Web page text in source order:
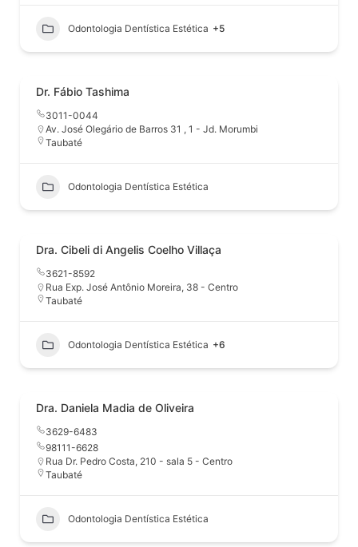
Odontologia Dentística Estética +5
Dr. Fábio Tashima
3011-0044
Av. José Olegário de Barros 31 , 1 - Jd. Morumbi
Taubaté
Odontologia Dentística Estética
Dra. Cibeli di Angelis Coelho Villaça
3621-8592
Rua Exp. José Antônio Moreira, 38 - Centro
Taubaté
Odontologia Dentística Estética +6
Dra. Daniela Madia de Oliveira
3629-6483
98111-6628
Rua Dr. Pedro Costa, 210 - sala 5 - Centro
Taubaté
Odontologia Dentística Estética